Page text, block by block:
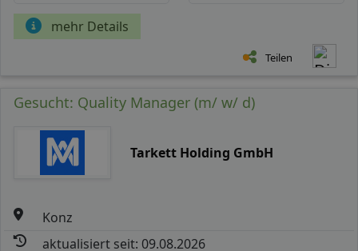
mehr Details
Teilen
Gesucht: Quality Manager (m/ w/ d)
Tarkett Holding GmbH
Konz
aktualisiert seit: 09.08.2026